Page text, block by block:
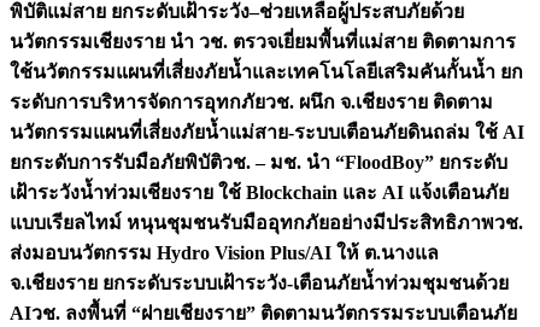
พิบัติแม่สาย ยกระดับเฝ้าระวัง–ช่วยเหลือผู้ประสบภัยด้วย
นวัตกรรมเชียงราย นำ วช. ตรวจเยี่ยมพื้นที่แม่สาย ติดตามการ
ใช้นวัตกรรมแผนที่เสี่ยงภัยน้ำและเทคโนโลยีเสริมคันกั้นน้ำ ยก
ระดับการบริหารจัดการอุทกภัยวช. ผนึก จ.เชียงราย ติดตาม
นวัตกรรมแผนที่เสี่ยงภัยน้ำแม่สาย-ระบบเตือนภัยดินถล่ม ใช้ AI
ยกระดับการรับมือภัยพิบัติวช. – มช. นำ “FloodBoy” ยกระดับ
เฝ้าระวังน้ำท่วมเชียงราย ใช้ Blockchain และ AI แจ้งเตือนภัย
แบบเรียลไทม์ หนุนชุมชนรับมืออุทกภัยอย่างมีประสิทธิภาพวช.
ส่งมอบนวัตกรรม Hydro Vision Plus/AI ให้ ต.นางแล
จ.เชียงราย ยกระดับระบบเฝ้าระวัง-เตือนภัยน้ำท่วมชุมชนด้วย
AIวช. ลงพื้นที่ “ฝายเชียงราย” ติดตามนวัตกรรมระบบเตือนภัย